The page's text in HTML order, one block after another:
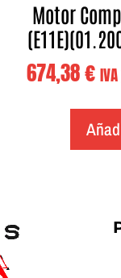
Motor
674,38€